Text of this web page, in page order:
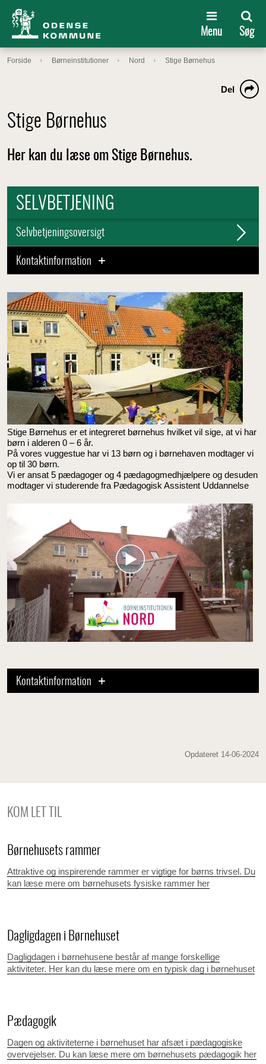
Menu Søg
Forside Børneinstitutioner Nord Stige Børnehus
Stige Børnehus
Del
Her kan du læse om Stige Børnehus.
SELVBETJENING
Selvbetjeningsoversigt
Kontaktinformation
Stige Børnehus er et integreret børnehus hvilket vil sige, at vi har
børn i alderen 0 – 6 år.
På vores vuggestue har vi 13 børn og i børnehaven modtager vi
op til 30 børn.
Vi er ansat 5 pædagoger og 4 pædagogmedhjælpere og desuden
modtager vi studerende fra Pædagogisk Assistent Uddannelse
Kontaktinformation
Opdateret 14-06-2024
KOM LET TIL
Børnehusets rammer
Attraktive og inspirerende rammer er vigtige for børns trivsel. Du
kan læse mere om børnehusets fysiske rammer her
Dagligdagen i Børnehuset
Dagligdagen i børnehusene består af mange forskellige
aktiviteter. Her kan du læse mere om en typisk dag i børnehuset
Pædagogik
Dagen og aktiviteterne i børnehuset har afsæt i pædagogiske
overvejelser. Du kan læse mere om børnehusets pædagogik her